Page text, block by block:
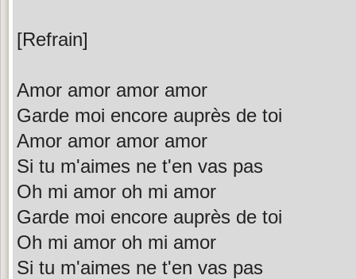
[Refrain]
Amor amor amor amor
Garde moi encore auprès de toi
Amor amor amor amor
Si tu m'aimes ne t'en vas pas
Oh mi amor oh mi amor
Garde moi encore auprès de toi
Oh mi amor oh mi amor
Si tu m'aimes ne t'en vas pas